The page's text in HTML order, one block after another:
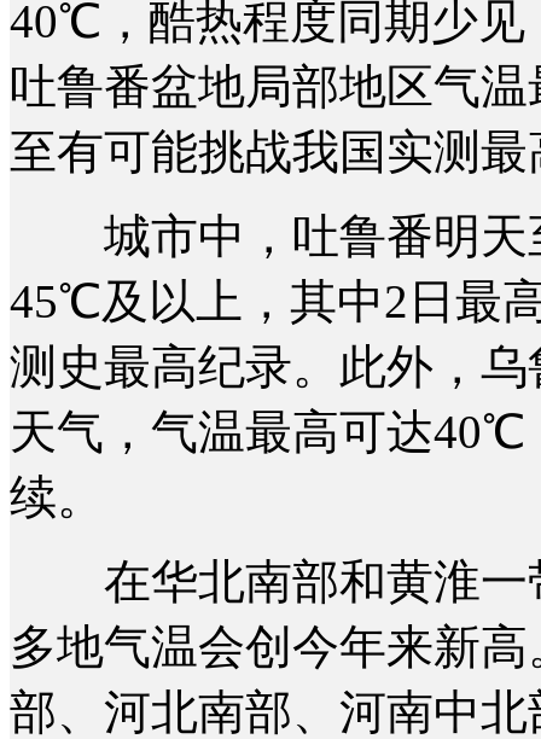
40℃，酷热程度同期少见
吐鲁番盆地局部地区气
至有可能挑战我国实测
城市中，吐鲁番明天
45℃及以上，其中2日最
测史最高纪录。此外，
天气，气温最高可达40℃
续。
在华北南部和黄淮一
多地气温会创今年来新
部、河北南部、河南中